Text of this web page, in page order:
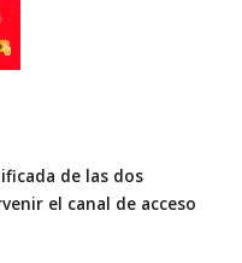
de las dos
el canal de acceso